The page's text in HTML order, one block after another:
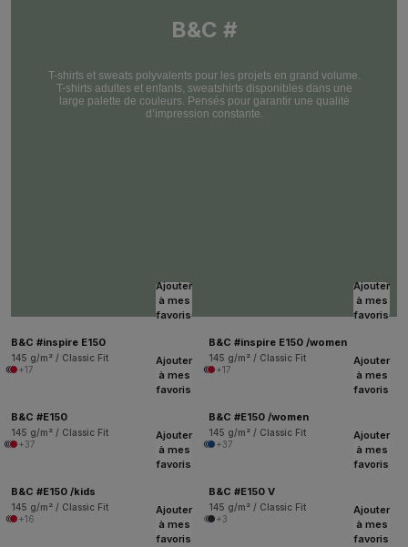
B&C #
T-shirts et sweats polyvalents pour les projets en grand volume.
T-shirts adultes et enfants, sweatshirts disponibles dans une
large palette de couleurs. Pensés pour garantir une qualité
d’impression constante.
Ajouter
à mes
favoris
B&C #inspire E150
145 g/m² / Classic Fit
+17
Ajouter
à mes
favoris
B&C #inspire E150 /women
145 g/m² / Classic Fit
+17
Ajouter
à mes
favoris
B&C #E150
145 g/m² / Classic Fit
+37
Ajouter
à mes
favoris
B&C #E150 /women
145 g/m² / Classic Fit
+37
Ajouter
à mes
favoris
B&C #E150 /kids
145 g/m² / Classic Fit
+16
Ajouter
à mes
favoris
B&C #E150 V
145 g/m² / Classic Fit
+3
Ajouter
à mes
favoris
Ajouter
à mes
favoris